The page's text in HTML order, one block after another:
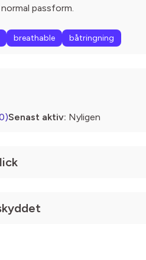
passform.
breathable båtringning
Senast aktiv: Nyligen